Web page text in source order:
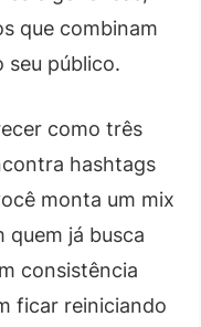
que combinam
seu público.
como três
hashtags
monta um mix
quem já busca
consistência
ficar reiniciando